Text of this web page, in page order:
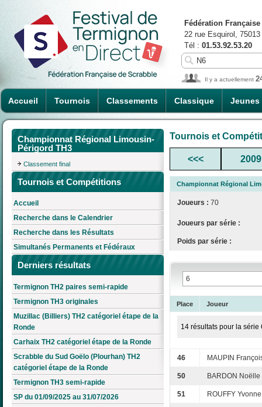
Accueil Tournois Classements Classique Jeunes
Fédération
22 rue Esquirol,
Tél : 01.53.92.53.20
Il y a actuellement
Championnat Régional Limousin-
Périgord TH3
Classement final
Tournois et Compétitions
Accueil
Recherche dans le Calendrier
Recherche dans les Résultats
Simultanés Permanents et Fédéraux
Derniers résultats
Termignon TH2 paires semi-rapide
Termignon TH3 originales
Muzillac (Billiers) TH2 catégoriel étape de la
Ronde
Carhaix TH2 catégoriel étape de la Ronde
Scrabble du Sud Goëlo (Plourhan) TH2
catégoriel étape de la Ronde
Termignon TH3 semi-rapide
SP du 01/09/2025 au 31/07/2026
Tournois et
<<< 2009
Championnat Régional
Joueurs : 70
Joueurs par série :
Poids par série :
Place Joueur
14 résultats pour la série
46 MAUPIN
50 BARDON Noëlle
51 ROUFFY Yvonne